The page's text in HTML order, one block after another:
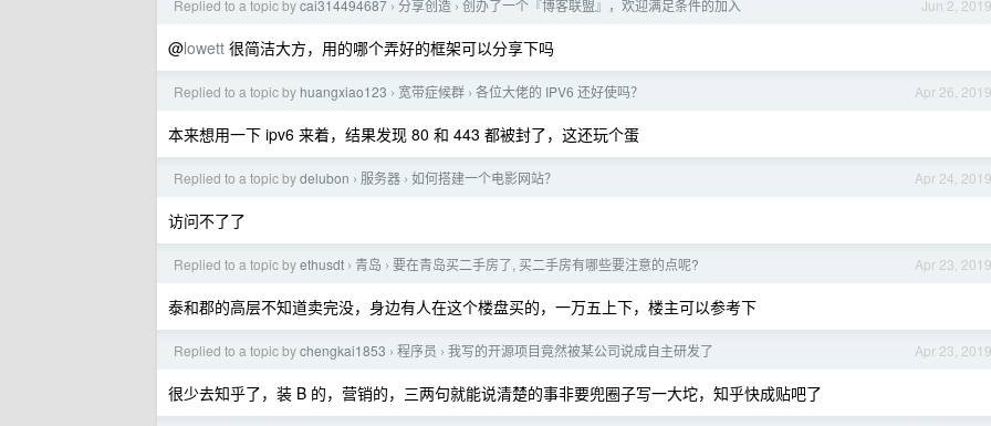
Jun 2, 2019
Replied to a topic bycai314494687 › 分享创造 › 创办了一个『博客联盟』，欢迎满足条件的加入
@lowett 很简洁大方，用的哪个弄好的框架可以分享下吗
Apr 26, 2019
Replied to a topic by huangxiao123 › 宽带症候群 › 各位大佬的 IPV6 还好使吗？
本来想用一下 ipv6 来着，结果发现 80 和 443 都被封了，这还玩个蛋
Apr 24, 2019
Replied to a topic bydelubon › 服务器 › 如何搭建一个电影网站？
访问不了了
Apr 23, 2019
Replied to a topic byethusdt › 青岛 › 要在青岛买二手房了, 买二手房有哪些要注意的点呢?
泰和郡的高层不知道卖完没，身边有人在这个楼盘买的，一万五上下，楼主可以参考下
Apr 23, 2019
Replied to a topic bychengkai1853 › 程序员 › 我写的开源项目竟然被某公司说成自主研发了
很少去知乎了，装 B 的，营销的，三两句就能说清楚的事非要兜圈子写一大坨，知乎快成贴吧了